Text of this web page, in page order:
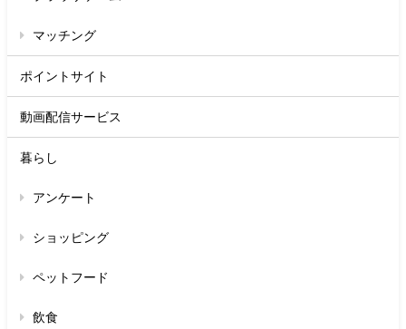
マッチング
ポイントサイト
動画配信サービス
暮らし
アンケート
ショッピング
ペットフード
飲食